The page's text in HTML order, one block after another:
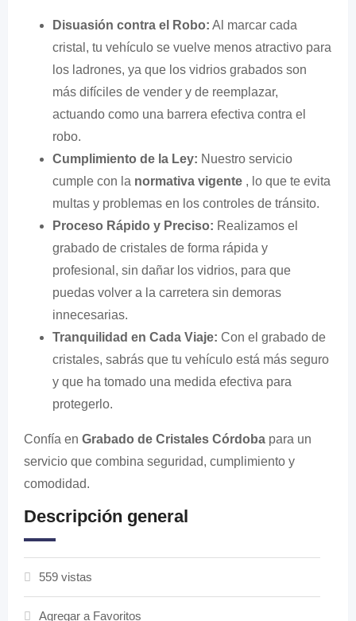
Disuasión contra el Robo: Al marcar cada
cristal, tu vehículo se vuelve menos atractivo para
los ladrones, ya que los vidrios grabados son
más difíciles de vender y de reemplazar,
actuando como una barrera efectiva contra el
robo.
Cumplimiento de la Ley: Nuestro servicio
cumple con la normativa vigente , lo que te evita
multas y problemas en los controles de tránsito.
Proceso Rápido y Preciso: Realizamos el
grabado de cristales de forma rápida y
profesional, sin dañar los vidrios, para que
puedas volver a la carretera sin demoras
innecesarias.
Tranquilidad en Cada Viaje: Con el grabado de
cristales, sabrás que tu vehículo está más seguro
y que ha tomado una medida efectiva para
protegerlo.
Confía en Grabado de Cristales Córdoba para un
servicio que combina seguridad, cumplimiento y
comodidad.
Descripción general
559 vistas
Agregar a Favoritos